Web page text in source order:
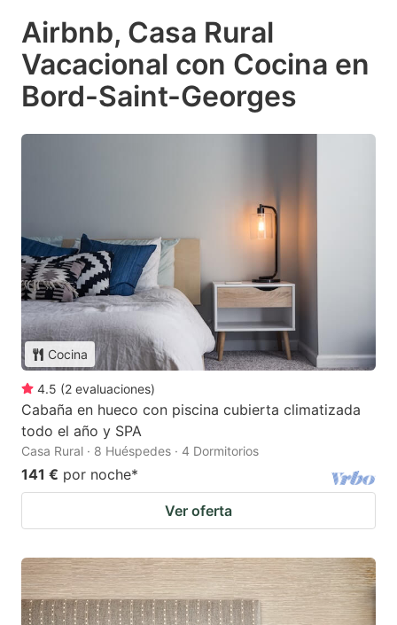
Airbnb, Casa Rural
Vacacional con Cocina en
Bord-Saint-Georges
Cocina
4.5 (2 evaluaciones)
Cabaña en hueco con piscina cubierta climatizada
todo el año y SPA
Casa Rural · 8 Huéspedes · 4 Dormitorios
141 € por noche*
Ver oferta